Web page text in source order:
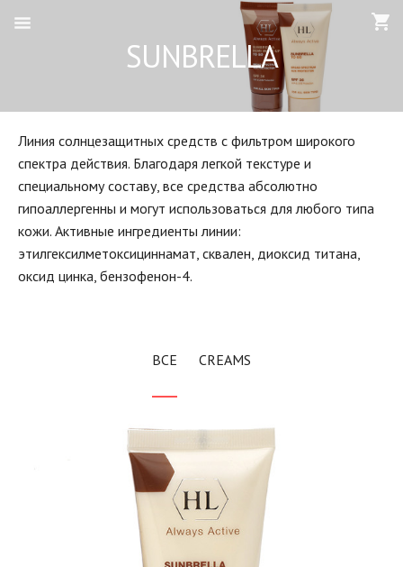
SUNBRELLA
Линия солнцезащитных средств с фильтром широкого
спектра действия. Благодаря легкой текстуре и
специальному составу, все средства абсолютно
гипоаллергенны и могут использоваться для любого типа
кожи. Активные ингредиенты линии:
этилгексилметоксициннамат, сквален, диоксид титана,
оксид цинка, бензофенон-4.
ВСЕ CREAMS